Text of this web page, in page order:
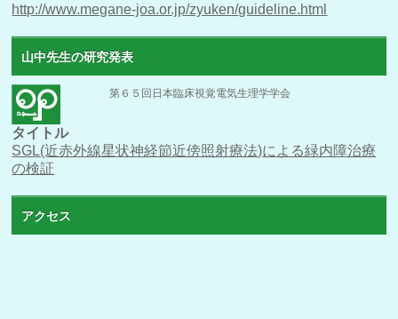
http://www.megane-joa.or.jp/zyuken/guideline.html
山中先生の研究発表
第６５回日本臨床視覚電気生理学学会
タイトル
SGL(近赤外線星状神経節近傍照射療法)による緑内障治療
の検証
アクセス